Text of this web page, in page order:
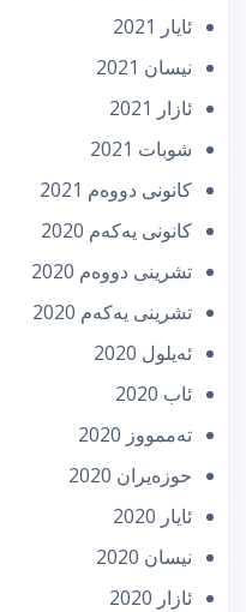
ئایار 2021
نیسان 2021
ئازار 2021
شوبات 2021
كانونی دووه‌م 2021
كانونی یه‌كه‌م 2020
تشرینی دووه‌م 2020
تشرینی یه‌كه‌م 2020
ئه‌یلول 2020
ئاب 2020
تەممووز 2020
حوزه‌یران 2020
ئایار 2020
نیسان 2020
ئازار 2020